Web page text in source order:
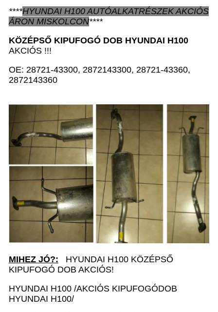
****HYUNDAI H100AUTÓALKATRÉSZEKAKCIÓS
ÁRON MISKOLCON****
KÖZÉPSŐ KIPUFOGÓ DOB HYUNDAI H100
AKCIÓS !!!
OE: 28721-43300, 2872143300, 28721-43360,
2872143360
MIHEZ JÓ?: HYUNDAI H100 KÖZÉPSŐ
KIPUFOGÓ DOB AKCIÓS!
HYUNDAI H100 /AKCIÓS KIPUFOGÓDOB
HYUNDAI H100/